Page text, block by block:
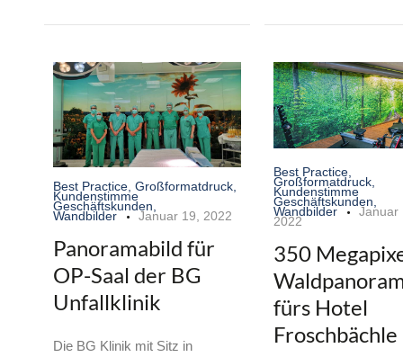
Best Practice, Großformatdruck,
Kundenstimme
Geschäftskunden,
Wandbilder Januar 19, 2022
Panoramabild für
OP-Saal der BG
Unfallklinik
Die BG Klinik mit Sitz in
Best Practice
Großformatdruck
Kundenstimme
Geschäftskunden
Wandbilder Januar
2022
350
fürs Hotel
Froschbächle